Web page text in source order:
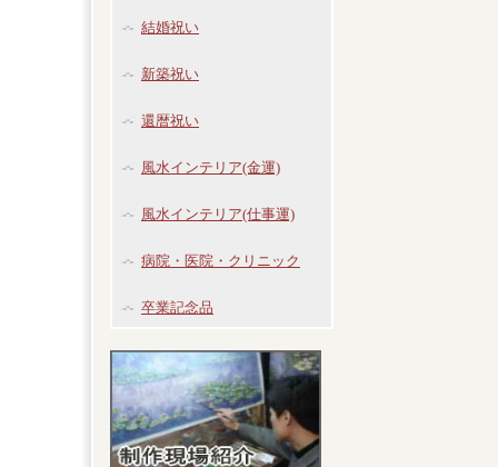
結婚祝い
新築祝い
還暦祝い
風水インテリア(金運)
風水インテリア(仕事運)
病院・医院・クリニック
卒業記念品